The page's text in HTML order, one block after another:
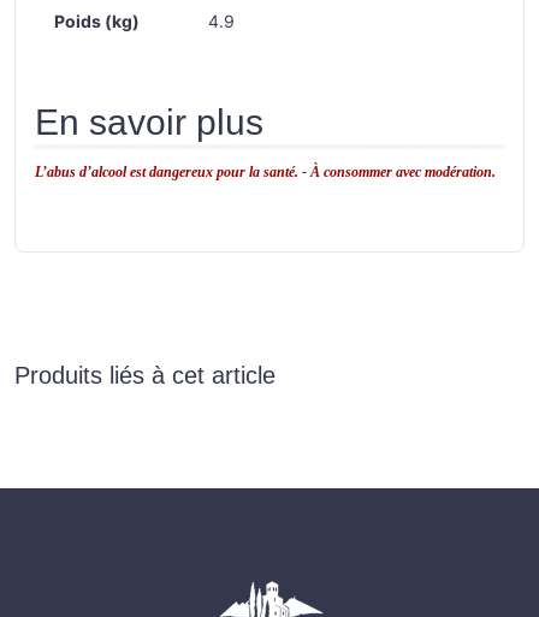
Poids (kg) 4.9
En savoir plus
L’abus d’alcool est dangereux pour la santé. - À consommer avec modération.
Produits liés à cet article